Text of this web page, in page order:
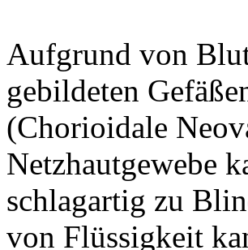
Aufgrund von
gebildeten
(Chorioidale
Netzhautgewebe
schlagartig zu
von Flüssigkeit